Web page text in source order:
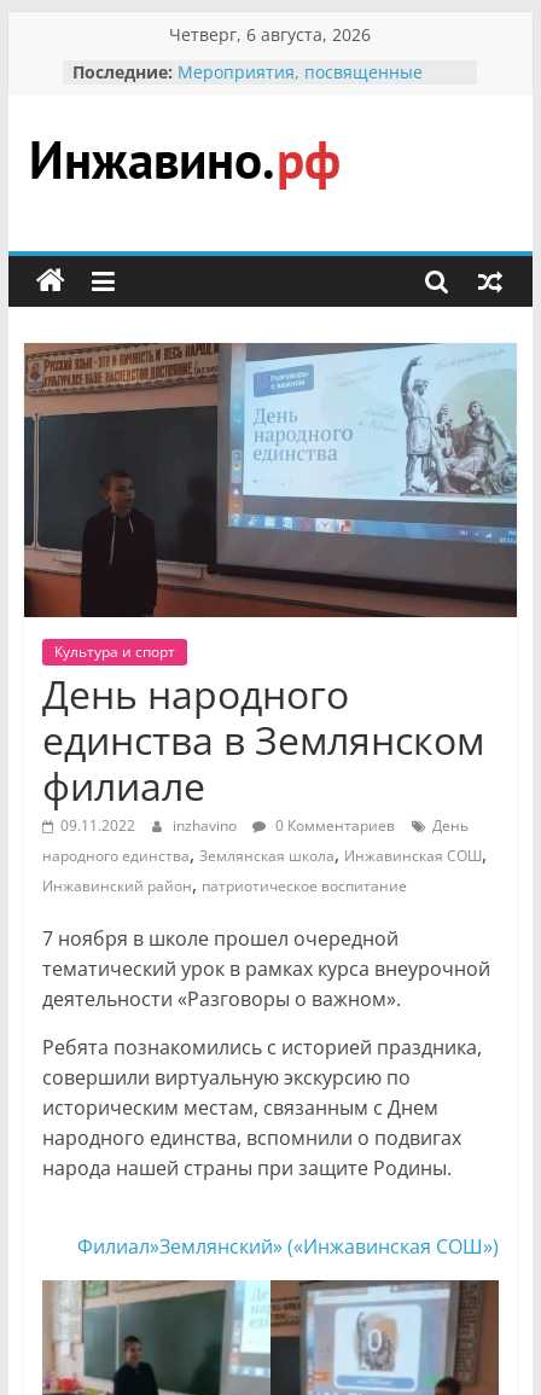
содержимому
Четверг, 6 августа, 2026
Последние: Мероприятия, посвященные
гражданин Инжавинского округа»
участнице Великой
Отечественной, фронтовичке
Безопасность в сети Интернет
мероприятии «Сохраним
первоцветы!»
В вольере Воронинского
заповедника родились крапчатые
суслики
Инжавино.рф
сельский
портал
Культура и спорт
День народного
единства в Землянском
филиале
09.11.2022 inzhavino 0 Комментариев
День
народного единства, Землянская школа, Инжавинская СОШ,
Инжавинский район, патриотическое воспитание
7 ноября в школе прошел очередной
тематический урок в рамках курса внеурочной
деятельности «Разговоры о важном».
Ребята познакомились с историей праздника,
совершили виртуальную экскурсию по
историческим местам, связанным с Днем
народного единства, вспомнили о подвигах
народа нашей страны при защите Родины.
Филиал»Землянский» («Инжавинская СОШ»)